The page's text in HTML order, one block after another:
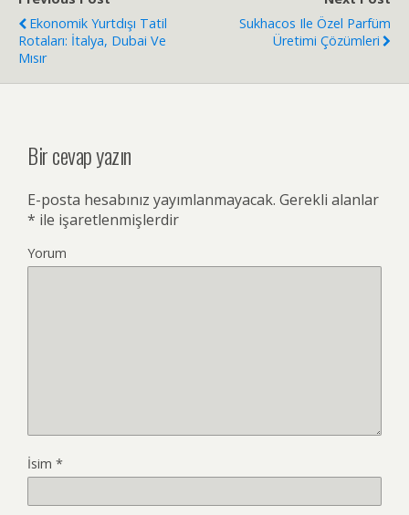
Ekonomik Yurtdışı Tatil
Rotaları: İtalya, Dubai Ve
Mısır
Sukhacos Ile Özel Parfüm
Üretimi Çözümleri
Bir cevap yazın
E-posta hesabınız yayımlanmayacak. Gerekli alanlar
* ile işaretlenmişlerdir
Yorum
İsim *